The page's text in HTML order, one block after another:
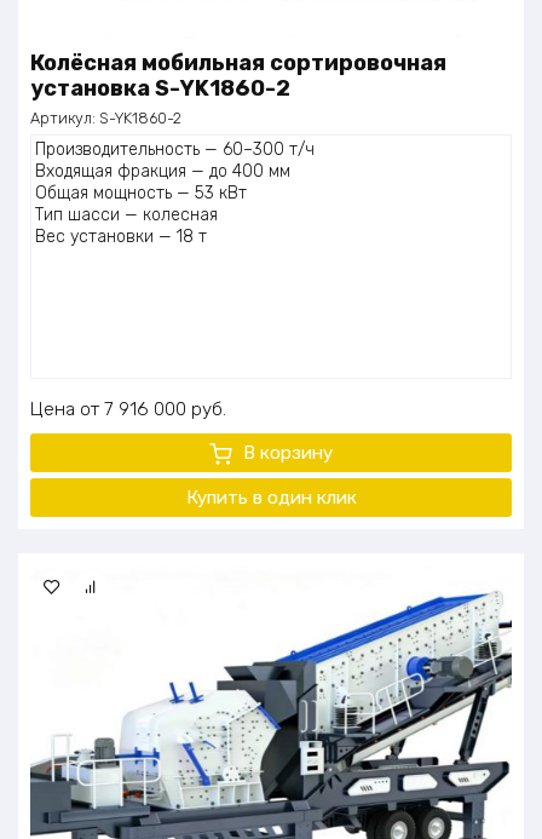
Колёсная мобильная сортировочная
установка S-YK1860-2
Артикул: S-YK1860-2
Производительность — 60–300 т/ч
Входящая фракция — до 400 мм
Общая мощность — 53 кВт
Тип шасси — колесная
Вес установки — 18 т
Цена 7 916 000 руб.
В корзину
Купить в один клик